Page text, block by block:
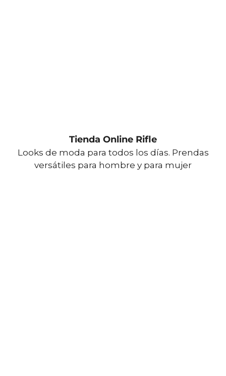
Tienda Online Rifle
Looks de moda para todos los días. Prendas
versátiles para hombre y para mujer